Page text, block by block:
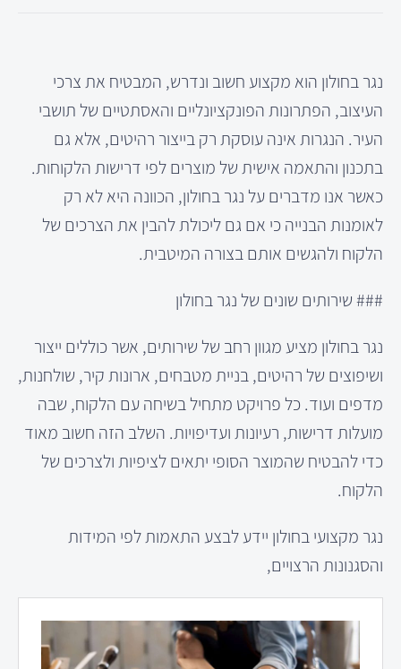
נגר בחולון הוא מקצוע חשוב ונדרש, המבטיח את צרכי
העיצוב, הפתרונות הפונקציונליים והאסתטיים של תושבי
העיר. הנגרות אינה עוסקת רק בייצור רהיטים, אלא גם
בתכנון והתאמה אישית של מוצרים לפי דרישות הלקוחות.
כאשר אנו מדברים על נגר בחולון, הכוונה היא לא רק
לאומנות הבנייה כי אם גם ליכולת להבין את הצרכים של
הלקוח ולהגשים אותם בצורה המיטבית.
### שירותים שונים של נגר בחולון
נגר בחולון מציע מגוון רחב של שירותים, אשר כוללים ייצור
ושיפוצים של רהיטים, בניית מטבחים, ארונות קיר, שולחנות,
מדפים ועוד. כל פרויקט מתחיל בשיחה עם הלקוח, שבה
מועלות דרישות, רעיונות ועדיפויות. השלב הזה חשוב מאוד
כדי להבטיח שהמוצר הסופי יתאים לציפיות ולצרכים של
הלקוח.
נגר מקצועי בחולון יידע לבצע התאמות לפי המידות
והסגנונות הרצויים,